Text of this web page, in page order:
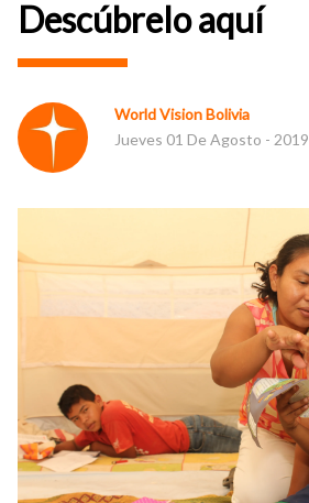
Descúbrelo aquí
World Vision Bolivia
Jueves 01 De Agosto - 2019